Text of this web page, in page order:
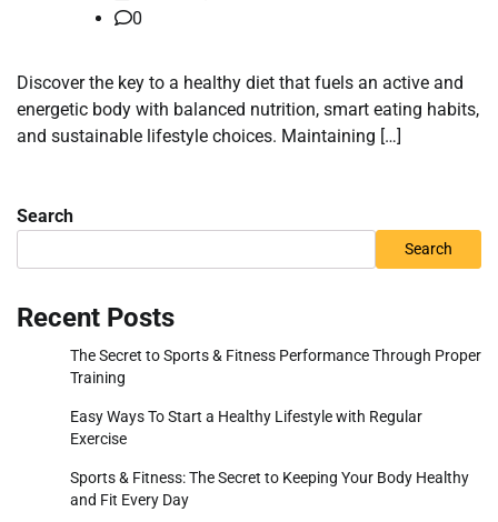
0
Discover the key to a healthy diet that fuels an active and
energetic body with balanced nutrition, smart eating habits,
and sustainable lifestyle choices. Maintaining […]
Search
Search
Recent Posts
The Secret to Sports & Fitness Performance Through Proper
Training
Easy Ways To Start a Healthy Lifestyle with Regular
Exercise
Sports & Fitness: The Secret to Keeping Your Body Healthy
and Fit Every Day